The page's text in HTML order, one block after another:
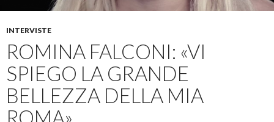
INTERVISTE
ROMINA FALCONI: «VI
SPIEGO LA GRANDE
BELLEZZA DELLA MIA
ROMA»